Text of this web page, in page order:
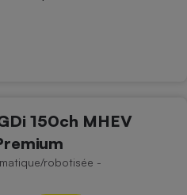
150ch MHEV
robotisée -